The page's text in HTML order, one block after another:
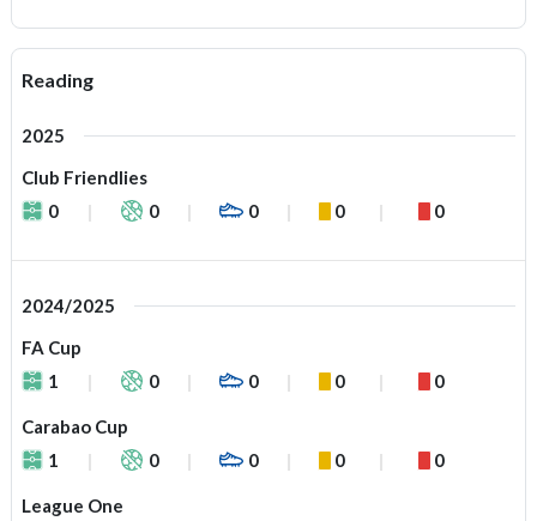
Reading
2025
Club Friendlies
0
0 0 0 0
2024/2025
FA Cup
1
0 0 0 0
Carabao Cup
1
0 0 0 0
League One